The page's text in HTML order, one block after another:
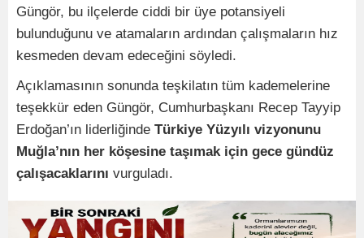
Güngör, bu ilçelerde ciddi bir üye potansiyeli
bulunduğunu ve atamaların ardından çalışmaların hız
kesmeden devam edeceğini söyledi.
Açıklamasının sonunda teşkilatın tüm kademelerine
teşekkür eden Güngör, Cumhurbaşkanı Recep Tayyip
Erdoğan’ın liderliğinde Türkiye Yüzyılı vizyonunu
Muğla’nın her köşesine taşımak için gece gündüz
çalışacaklarını vurguladı.